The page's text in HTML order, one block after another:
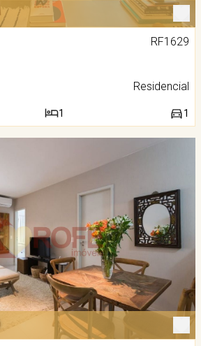
RF1629
Residencial
1 1